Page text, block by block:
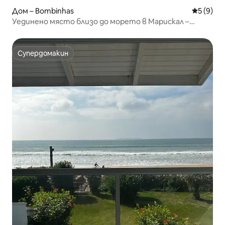
Дом – Bombinhas Средна
5 (9)
Уединено място близо до морето в Марискал –
Супердомакин
Супердомакин